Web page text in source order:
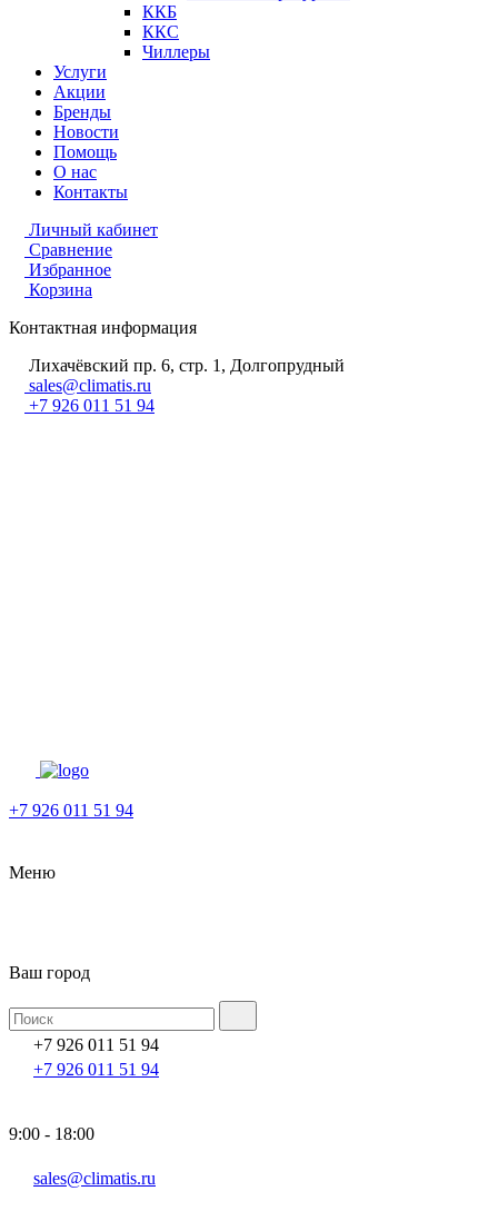
ККБ
ККС
Чиллеры
Услуги
Акции
Бренды
Новости
Помощь
О нас
Контакты
Личный кабинет
Сравнение
Избранное
Корзина
Контактная информация
Лихачёвский пр. 6, стр. 1, Долгопрудный
sales@climatis.ru
+7 926 011 51 94
+7 926 011 51 94
Меню
Ваш город
+7 926 011 51 94
+7 926 011 51 94
9:00 - 18:00
sales@climatis.ru